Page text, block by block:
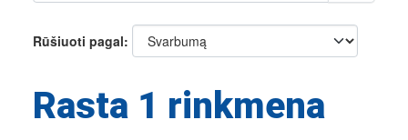
Rūšiuoti pagal
Rasta 1 rinkmena